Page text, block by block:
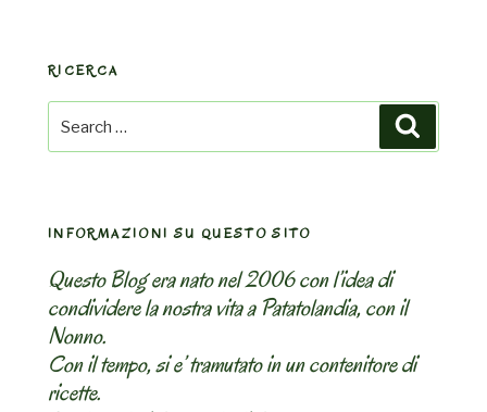
RICERCA
Search
for:
INFORMAZIONI SU QUESTO SITO
Questo Blog era nato nel 2006 con l’idea di
condividere la nostra vita a Patatolandia, con il
Nonno.
Con il tempo, si e’ tramutato in un contenitore di
ricette.